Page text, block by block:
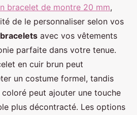
bracelet de montre 20 mm,
de le personnaliser selon vos
avec vos vêtements
parfaite dans votre tenue.
en cuir brun peut
un costume formel, tandis
peut ajouter une touche
plus décontracté. Les options